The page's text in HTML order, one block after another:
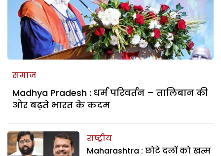
समाज
Madhya Pradesh : धर्म परिवर्तन – तालिबान की
ओर बढ़ते भारत के कदम
राष्ट्रीय
Maharashtra : छोटे दलों को खत्म